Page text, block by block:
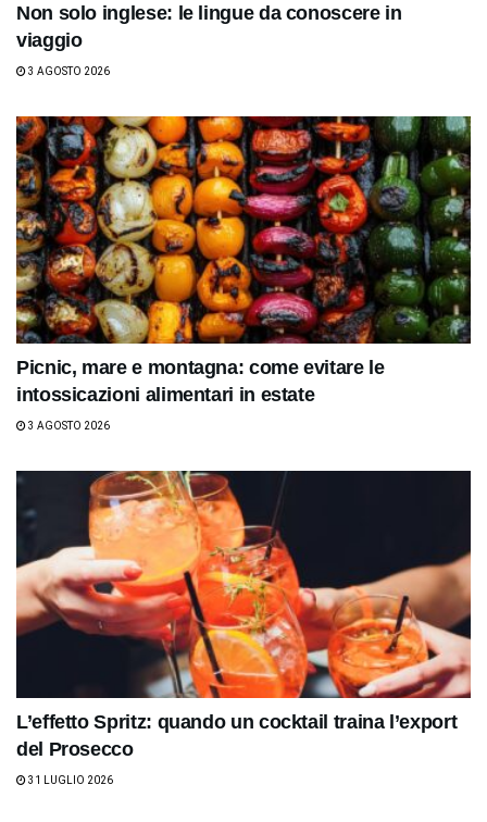
Non solo inglese: le lingue da conoscere in
viaggio
3 AGOSTO 2026
Picnic, mare e montagna: come evitare le
intossicazioni alimentari in estate
3 AGOSTO 2026
L’effetto Spritz: quando un cocktail traina l’export
del Prosecco
31 LUGLIO 2026